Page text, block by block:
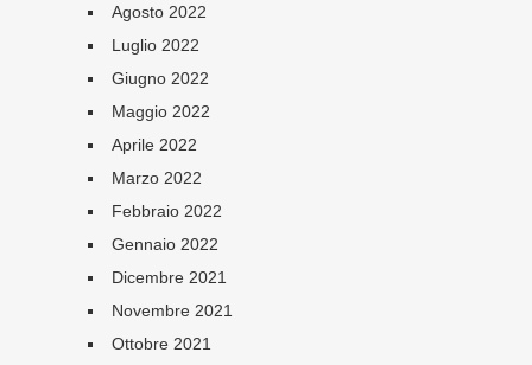
Agosto 2022
Luglio 2022
Giugno 2022
Maggio 2022
Aprile 2022
Marzo 2022
Febbraio 2022
Gennaio 2022
Dicembre 2021
Novembre 2021
Ottobre 2021